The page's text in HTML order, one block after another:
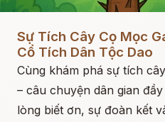
Sự Tích Cây Cọ Mọc
Cổ Tích Dân Tộc Dao
Cùng khám phá sự tích
– câu chuyện dân gian
lòng biết ơn, sự đoàn kết